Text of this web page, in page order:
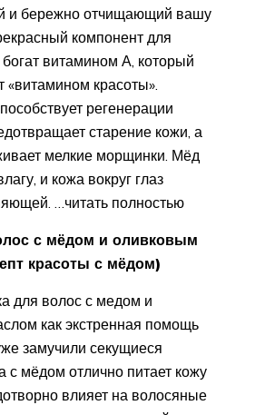
и бережно отчищающий вашу
компонент для
витамином А, который
красоты».
регенерации
старение кожи, а
мелкие морщинки. Мёд
и кожа вокруг глаз
…читать полностью
с мёдом и оливковым
красоты с мёдом)
для волос с медом и
как экстренная помощь
замучили секущиеся
с мёдом отлично питает кожу
влияет на волосяные